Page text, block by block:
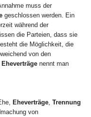
muss der
geschlossen werden. Ein
während der
die Parteien, dass sie
die Möglichkeit, die
von den
Eheverträge nennt man
Eheverträge Trennung
von